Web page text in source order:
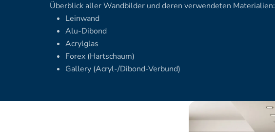
Überblick aller Wandbilder und deren verwendeten Materialien:
Leinwand
Alu-Dibond
Acrylglas
Forex (Hartschaum)
Gallery (Acryl-/Dibond-Verbund)